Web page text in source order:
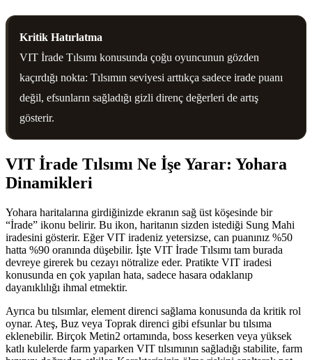
Kritik Hatırlatma
VIT İrade Tılsımı konusunda çoğu oyuncunun gözden
kaçırdığı nokta: Tılsımın seviyesi arttıkça sadece irade puanı
değil, efsunların sağladığı gizli direnç değerleri de artış
gösterir.
VIT İrade Tılsımı Ne İşe Yarar: Yohara
Dinamikleri
Yohara haritalarına girdiğinizde ekranın sağ üst köşesinde bir
“İrade” ikonu belirir. Bu ikon, haritanın sizden istediği Sung Mahi
iradesini gösterir. Eğer VIT iradeniz yetersizse, can puanınız %50
hatta %90 oranında düşebilir. İşte VIT İrade Tılsımı tam burada
devreye girerek bu cezayı nötralize eder. Pratikte VIT iradesi
konusunda en çok yapılan hata, sadece hasara odaklanıp
dayanıklılığı ihmal etmektir.
Ayrıca bu tılsımlar, element direnci sağlama konusunda da kritik rol
oynar. Ateş, Buz veya Toprak direnci gibi efsunlar bu tılsıma
eklenebilir. Birçok Metin2 ortamında, boss keserken veya yüksek
katlı kulelerde farm yaparken VIT tılsımının sağladığı stabilite, farm